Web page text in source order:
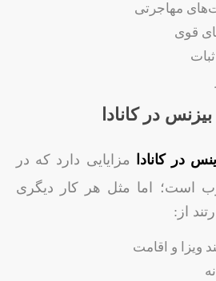
مهاجرتی
قوی
در کانادا
در کانادا
مزایایی دارد که در
است؛ اما مثل هر کار دیگری
از:
ویزا و اقامت